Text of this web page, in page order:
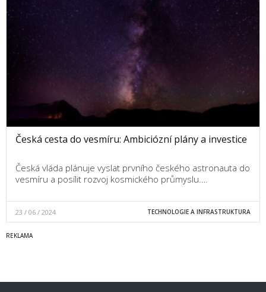
Česká cesta do vesmíru: Ambiciózní plány a investice
Česká vláda plánuje vyslat prvního českého astronauta do
vesmíru a posílit rozvoj kosmického průmyslu.…
23 / 06 / 2024 TECHNOLOGIE A INFRASTRUKTURA